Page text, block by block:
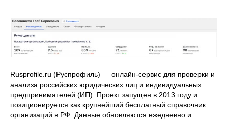
Rusprofile.ru (Руспрофиль) — онлайн‑сервис для проверки и
анализа российских юридических лиц и индивидуальных
предпринимателей (ИП). Проект запущен в 2013 году и
позиционируется как крупнейший бесплатный справочник
организаций в РФ. Данные обновляются ежедневно и